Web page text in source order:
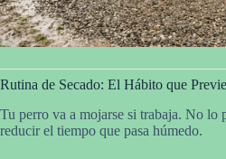
Rutina de Secado: El Hábito que
Tu perro va a mojarse si trabaja. No lo
reducir el tiempo que pasa húmedo.